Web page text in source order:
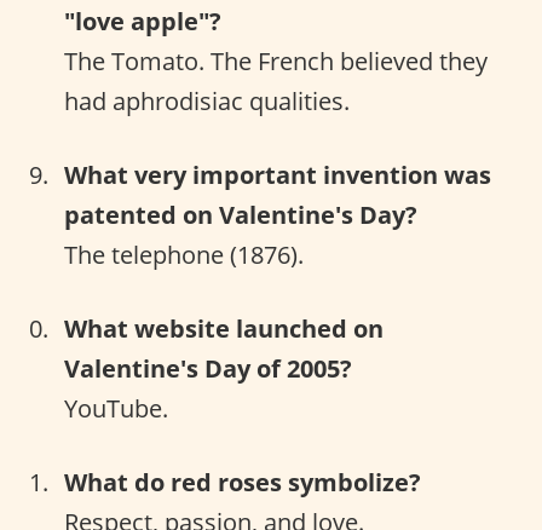
"love apple"?
The Tomato. The French believed they
had aphrodisiac qualities.
What very important invention was
patented on Valentine's Day?
The telephone (1876).
What website launched on
Valentine's Day of 2005?
YouTube.
What do red roses symbolize?
Respect, passion, and love.